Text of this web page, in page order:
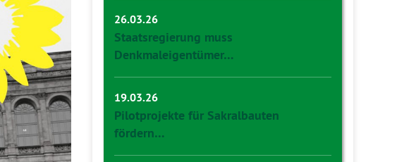
26.03.26
Staatsregierung muss
Denkmaleigentümer…
19.03.26
Pilotprojekte für Sakralbauten
fördern…